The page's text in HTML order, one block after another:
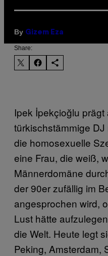
By Gizem Eza
Share:
Ipek İpekçioğlu
türkischstämmige
die homosexuelle
eine Frau, die weiß,
Männerdomäne
der 90er zufällig im
angesprochen wird,
Lust hätte
die Welt. Heute legt
Peking, Amsterdam,